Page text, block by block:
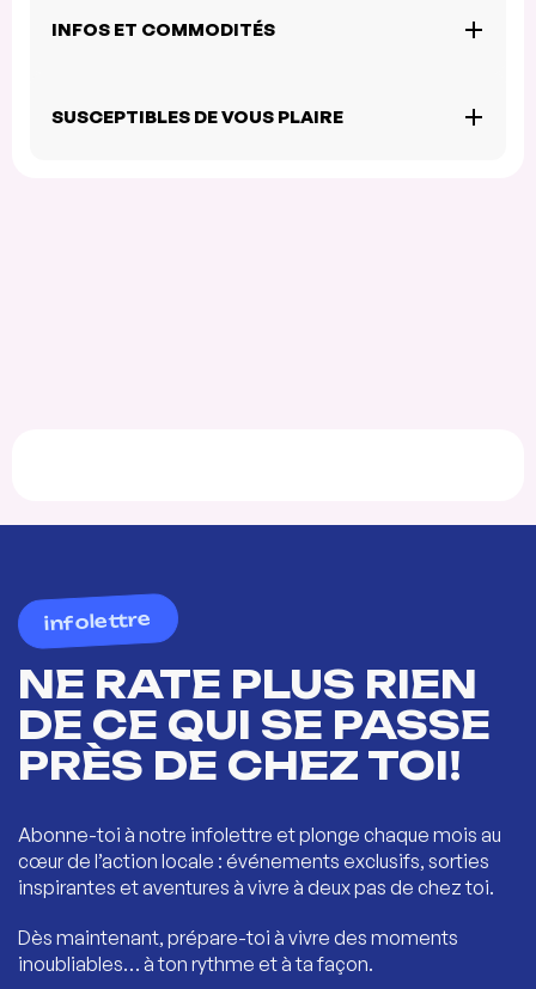
INFOS ET COMMODITÉS
SUSCEPTIBLES DE VOUS PLAIRE
infolettre
NE RATE PLUS RIEN
DE CE QUI SE PASSE
PRÈS DE CHEZ TOI!
Abonne-toi à notre infolettre et plonge chaque mois au
cœur de l’action locale : événements exclusifs, sorties
inspirantes et aventures à vivre à deux pas de chez toi.
Dès maintenant, prépare-toi à vivre des moments
inoubliables… à ton rythme et à ta façon.